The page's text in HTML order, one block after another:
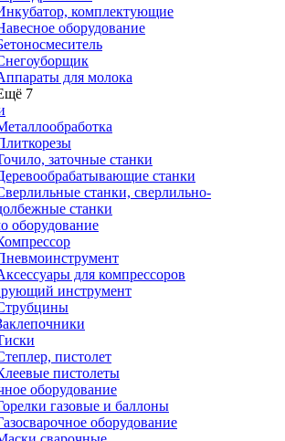
комплектующие
оборудование
для молока
7
заточные станки
станки
станки, сверлильно-
станки
оборудование
для компрессоров
инструмент
пистолет
пистолеты
оборудование
газовые и баллоны
оборудование